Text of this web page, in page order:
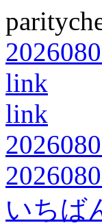
link
link
いちば